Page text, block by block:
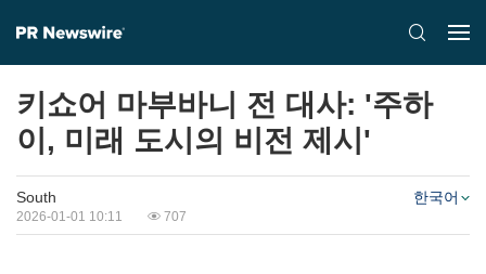
키쇼어 마부바니 전 대사: '주하
이, 미래 도시의 비전 제시'
South
2026-01-01 10:11 707
한국어